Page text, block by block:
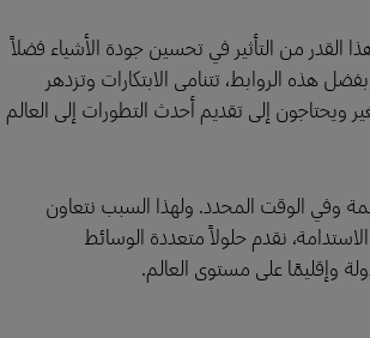
القدر من التأثير في تحسين جودة الأشياء فضلاً
هذه الروابط، تتنامى الابتكارات وتزدهر
ويحتاجون إلى تقديم أحدث التطورات إلى العالم
وفي الوقت المحدد. ولهذا السبب نتعاون
نقدم حلولاً متعددة الوسائط